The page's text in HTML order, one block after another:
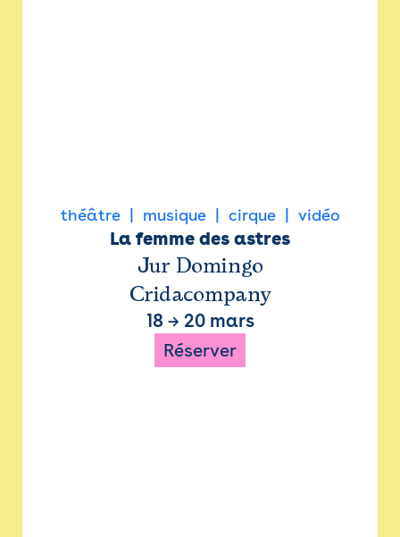
théâtre musique cirque vidéo
La femme des astres
Jur Domingo
Cridacompany
18 → 20 mars
Réserver